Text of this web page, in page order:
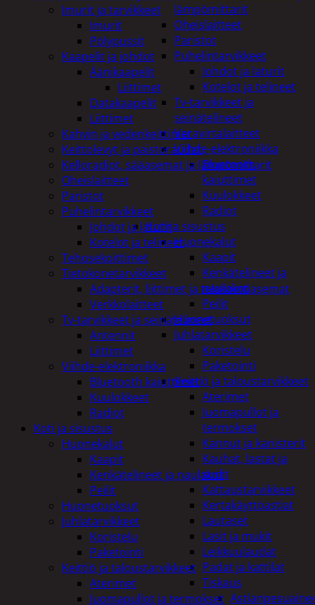
lämpömittarit
Oheislaitteet
Paristot
Puhelintarvikkeet
Johdot ja laturit
Kotelot ja telineet
Tv-tarvikkeet ja
seinätelineet
Varavirtalaitteet
Viihde-elektroniikka
Bluetooth
kaiuttimet
Kuulokkeet
Radiot
Koti ja sisustus
Huonekalut
Kaapit
Kenkätelineet ja
naulakot
Peilit
Huonetuoksut
Juhlatarvikkeet
Koristelu
Paketointi
Keittiö ja taloustarvikkeet
Aterimet
Juomapullot ja
termokset
Kannut ja kanisterit
Kauhat, lastat ja
sudit
Kattaustarvikkeet
Kertakäyttöastiat
Lautaset
Lasit ja mukit
Leikkuulaudat
Padat ja kattilat
Tiskaus
Imurit ja tarvikkeet
Imurit
Pölypussit
Kaapelit ja johdot
Äänikaapelit
Liittimet
Datakaapelit
Liittimet
Kahvin ja vedenkeittimet
Keittolevyt ja paistoraudat
Kelloradiot, sääasemat ja lämpömittarit
Oheislaitteet
Paristot
Puhelintarvikkeet
Johdot ja laturit
Kotelot ja telineet
Tehosekoittimet
Tietokonetarvikkeet
Adapterit, liittimet ja telakointiasemat
Verkkolaitteet
Tv-tarvikkeet ja seinätelineet
Antennit
Liittimet
Viihde-elektroniikka
Bluetooth kaiuttimet
Kuulokkeet
Radiot
Koti ja sisustus
Huonekalut
Kaapit
Kenkätelineet ja naulakot
Peilit
Huonetuoksut
Juhlatarvikkeet
Koristelu
Paketointi
Keittiö ja taloustarvikkeet
Aterimet
Juomapullot ja termokset